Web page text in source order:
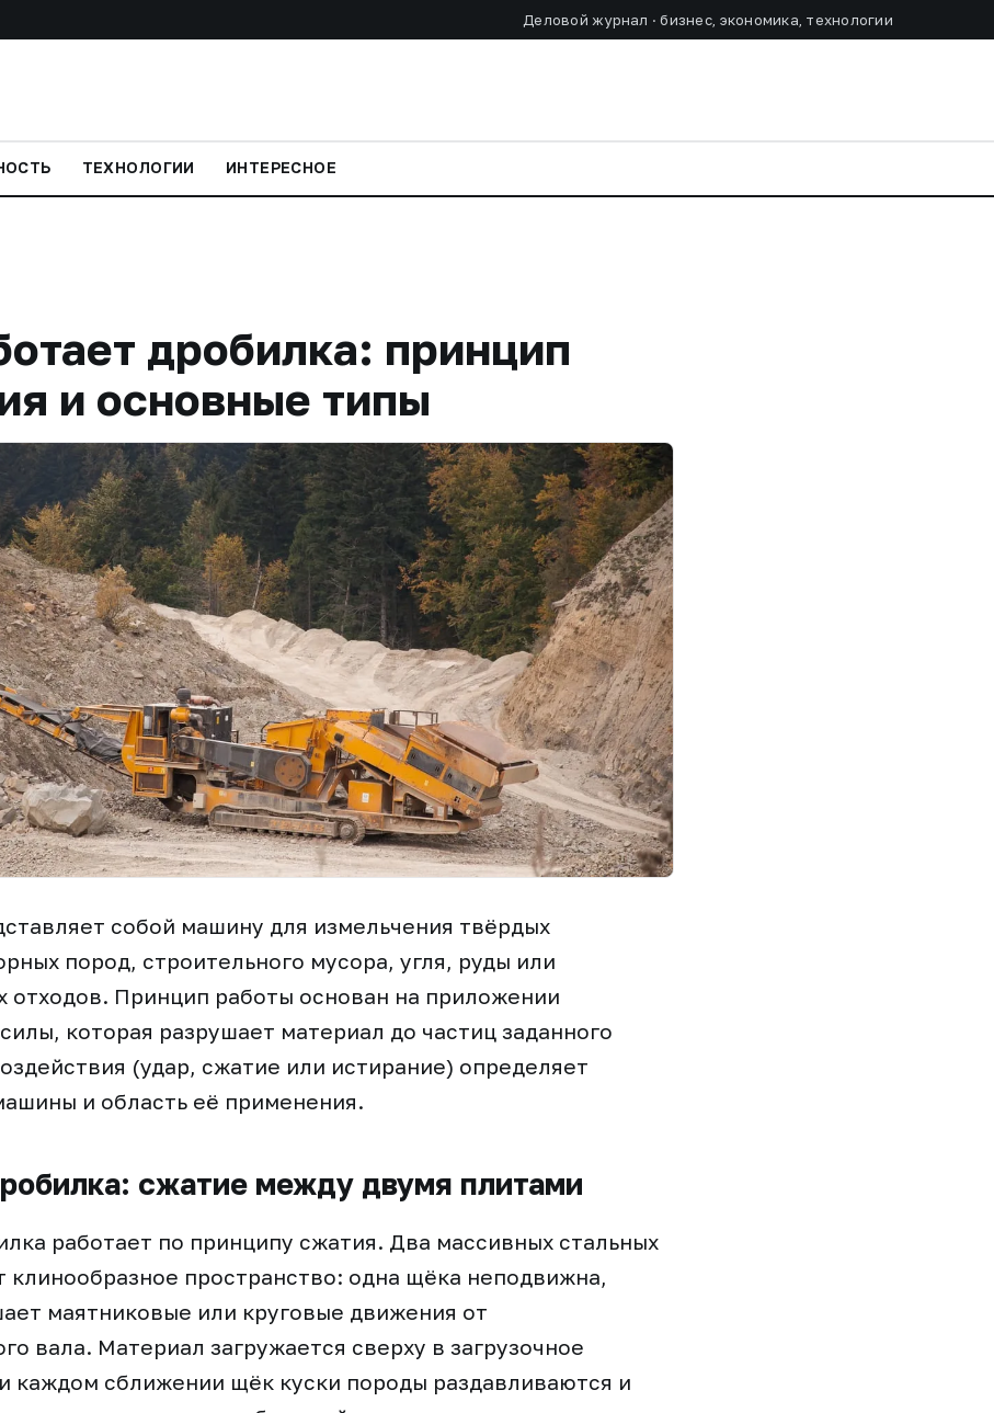
Деловой журнал · бизнес, экономика, технологии
ТЕХНОЛОГИИ ИНТЕРЕСНОЕ
дробилка: принцип
и основные типы
собой машину для измельчения твёрдых
пород, строительного мусора, угля, руды или
Принцип работы основан на приложении
которая разрушает материал до частиц заданного
(удар, сжатие или истирание) определяет
и область её применения.
сжатие между двумя плитами
работает по принципу сжатия. Два массивных стальных
клинообразное пространство: одна щёка неподвижна,
маятниковые или круговые движения от
вала. Материал загружается сверху в загрузочное
каждом сближении щёк куски породы раздавливаются и